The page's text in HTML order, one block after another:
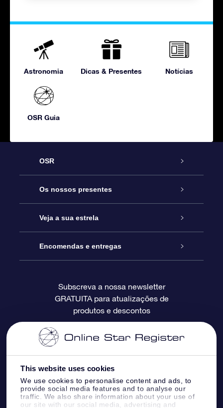
This website uses cookies
We use cookies to personalise content and ads, to
provide social media features and to analyse our
traffic. We also share information about your use of
our site with our social media, advertising and
Astronomia Dicas & Presentes Notícias
OSR Guia
OSR
Serviço
Contactos
O Blog
Avaliações
Os nossos presentes
Prenda Star Online
Pacote Prenda OSR
O Cartão Presente OSR
Presentes corporativos
Veja a sua estrela
Registo de Estrela
Página de Estrela personalizada
Um Milhão de Estrelas
OSR screensaver de estrela
App RV fly me to the stars
Encomendas e entregas
Informação de pagamento
Informação de envio
Política de Devolução
Constelações
Subscreva a nossa newsletter
GRATUITA para atualizações de
produtos e descontos